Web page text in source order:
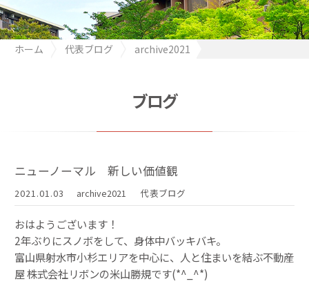
ホーム 代表ブログ
archive2021
ブログ
ニューノーマル 新しい価値観
2021.01.03 archive2021 代表ブログ
おはようございます！
2年ぶりにスノボをして、身体中バッキバキ。
富山県射水市小杉エリアを中心に、人と住まいを結ぶ不動産
屋 株式会社リボンの米山勝規です(*^_^*)